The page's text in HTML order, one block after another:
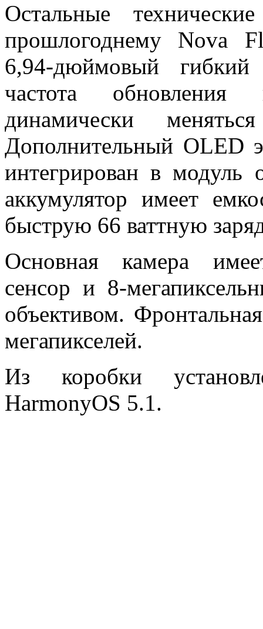
Остальные
прошлогоднему Nova
6,94-дюймовый
частота обновления
динамически
Дополнительный OLED э
интегрирован в модуль
аккумулятор имеет
быструю 66 ваттную
Основная камера
сенсор и 8-
объективом.
мегапикселей.
Из коробки
HarmonyOS 5.1.